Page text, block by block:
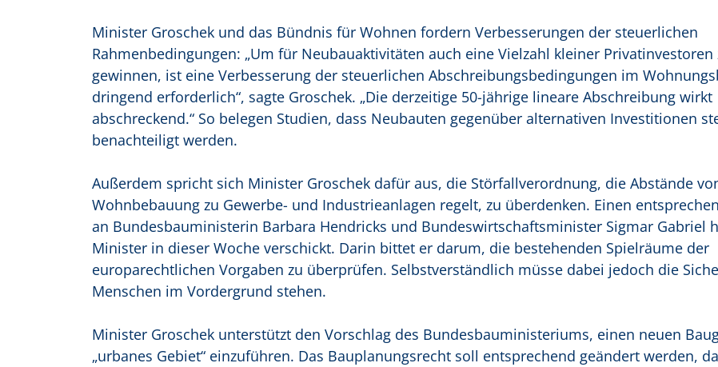
Minister Groschek und das Bündnis für Wohnen fordern Verbesserungen der steuerlichen
Rahmenbedingungen: „Um für Neubauaktivitäten auch eine Vielzahl kleiner Privatinvestoren
gewinnen, ist eine Verbesserung der steuerlichen Abschreibungsbedingungen im
dringend erforderlich“, sagte Groschek. „Die derzeitige 50-jährige lineare Abschreibung wirkt
abschreckend.“ So belegen Studien, dass Neubauten gegenüber alternativen Investitionen
benachteiligt werden.
Außerdem spricht sich Minister Groschek dafür aus, die Störfallverordnung, die Abstände
Wohnbebauung zu Gewerbe- und Industrieanlagen regelt, zu überdenken. Einen
an Bundesbauministerin Barbara Hendricks und Bundeswirtschaftsminister Sigmar Gabriel
Minister in dieser Woche verschickt. Darin bittet er darum, die bestehenden Spielräume der
europarechtlichen Vorgaben zu überprüfen. Selbstverständlich müsse dabei jedoch die
Menschen im Vordergrund stehen.
Minister Groschek unterstützt den Vorschlag des Bundesbauministeriums, einen neuen
„urbanes Gebiet“ einzuführen. Das Bauplanungsrecht soll entsprechend geändert werden,